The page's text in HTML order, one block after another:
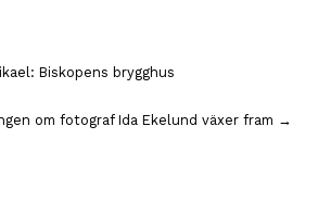
Biskopens brygghus
om fotograf Ida Ekelund växer fram →